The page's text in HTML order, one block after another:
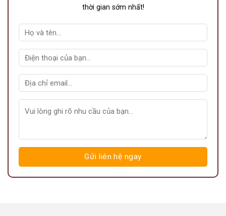
thời gian sớm nhất!